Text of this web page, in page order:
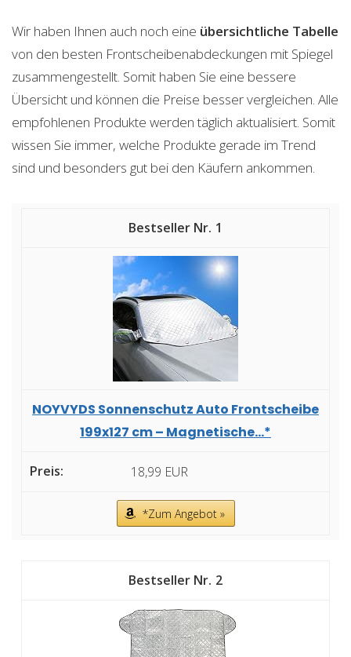
Wir haben Ihnen auch noch eine übersichtliche Tabelle
von den besten Frontscheibenabdeckungen mit Spiegel
zusammengestellt. Somit haben Sie eine bessere
Übersicht und können die Preise besser vergleichen. Alle
empfohlenen Produkte werden täglich aktualisiert. Somit
wissen Sie immer, welche Produkte gerade im Trend
sind und besonders gut bei den Käufern ankommen.
1
NOYVYDS Sonnenschutz Auto Frontscheibe
199x127 cm – Magnetische...*
18,99 EUR
*Zum Angebot »
2